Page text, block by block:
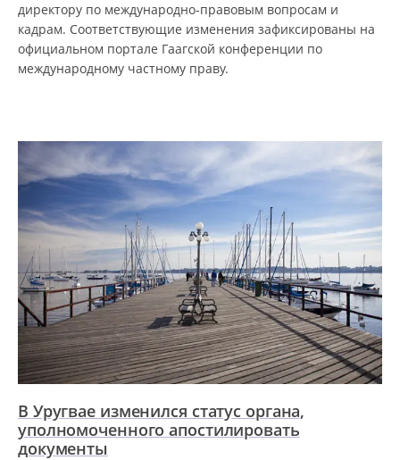
директору по международно-правовым вопросам и
кадрам. Соответствующие изменения зафиксированы на
официальном портале Гаагской конференции по
международному частному праву.
В Уругвае изменился статус органа,
уполномоченного апостилировать
документы